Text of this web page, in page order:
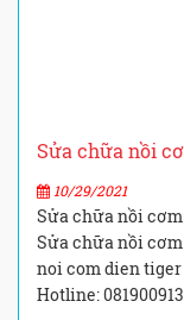
Sửa chữa nồi
10/29/2021
Sửa chữa nồi cơm
Sửa chữa nồi cơm
noi com dien tiger
Hotline: